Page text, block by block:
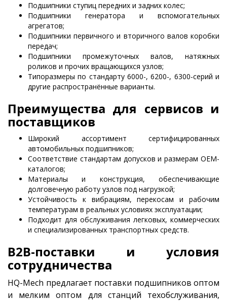
Подшипники ступиц передних и задних колес;
Подшипники генератора и вспомогательных
агрегатов;
Подшипники первичного и вторичного валов коробки
передач;
Подшипники промежуточных валов, натяжных
роликов и прочих вращающихся узлов;
Типоразмеры по стандарту 6000-, 6200-, 6300-серий и
другие распространённые варианты.
Преимущества для сервисов и
поставщиков
Широкий ассортимент сертифицированных
автомобильных подшипников;
Соответствие стандартам допусков и размерам OEM-
каталогов;
Материалы и конструкция, обеспечивающие
долговечную работу узлов под нагрузкой;
Устойчивость к вибрациям, перекосам и рабочим
температурам в реальных условиях эксплуатации;
Подходит для обслуживания легковых, коммерческих
и специализированных транспортных средств.
B2B-поставки и условия
сотрудничества
HQ-Mech предлагает поставки подшипников оптом
и мелким оптом для станций техобслуживания,